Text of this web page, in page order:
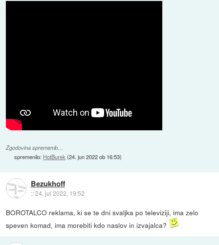
Zgodovina sprememb…
spremenilo: HotBurek(24. jun 2022 ob 16:53)
Bezukhoff
::24. jul 2022, 19:52
BOROTALCO reklama, ki se te dni svaljka po televiziji, ima zelo
speven komad, ima morebiti kdo naslov in izvajalca?